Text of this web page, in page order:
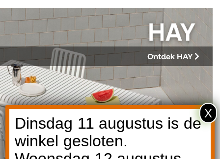
Ontdek HAY
Dinsdag 11 augustus is de
winkel gesloten.
X